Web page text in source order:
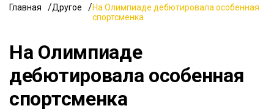
Главная Другое
На Олимпиаде дебютировала особенная
спортсменка
На Олимпиаде
дебютировала особенная
спортсменка